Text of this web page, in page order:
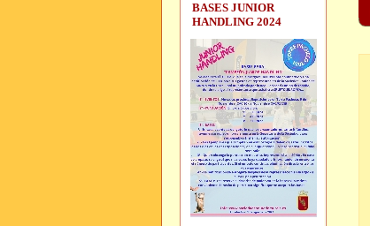
BASES JUNIOR
HANDLING 2024